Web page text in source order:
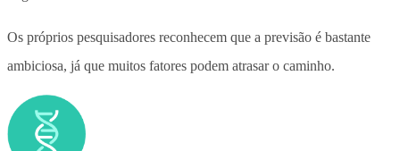
Os próprios pesquisadores reconhecem que a previsão é bastante
ambiciosa, já que muitos fatores podem atrasar o caminho.